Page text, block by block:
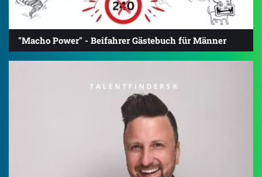
"Macho Power" - Beifahrer Gästebuch für Männer